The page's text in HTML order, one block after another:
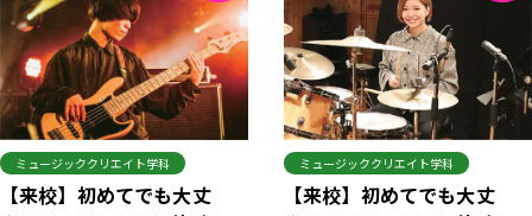
ミュージッククリエイト学科
【来校】初めてでも大丈
ミュージッククリエイト学科
【来校】初めてでも大丈